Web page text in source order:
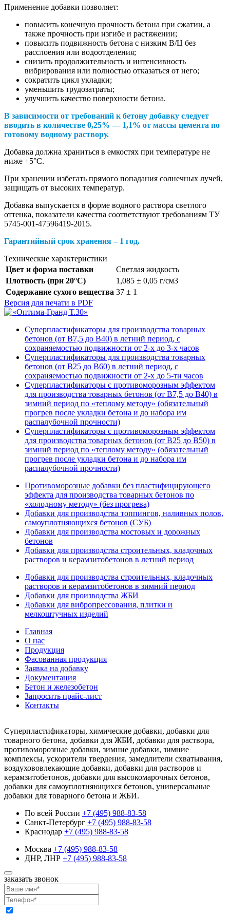
Применение добавки позволяет:
повысить конечную прочность бетона при сжатии, а
также прочность при изгибе и растяжении;
повысить подвижность бетона с низким В/Ц без
расслоения или водоотделения;
снизить продолжительность и интенсивность
вибрирования или полностью отказаться от него;
сократить цикл укладки;
уменьшить трудозатраты;
улучшить качество поверхности бетона.
В зависимости от требований к бетону добавку следует
вводить в количестве 0,25% — 1,1% от массы цемента по
готовому водному раствору.
Добавка должна храниться в емкостях при температуре не
ниже +5°С.
При хранении избегать прямого попадания солнечных лучей,
защищать от высоких температур.
Добавка выпускается в форме водного раствора светлого
оттенка, показатели качества соответствуют требованиям ТУ
5745-001-47596419-2015.
Гарантийный срок хранения – 1 год.
Технические характеристики
Цвет и форма поставки
Светлая жидкость
Плотность (при 20°С)
1,085 ± 0,05 г/см3
Содержание сухого вещества 37 ± 1
Версия для печати в PDF
Суперпластификаторы для производства товарных
бетонов (от В7,5 до В40) в летний период, с
сохраняемостью подвижности от 2-х до 3-х часов
Суперпластификаторы для производства товарных
бетонов (от В25 до В60) в летний период, с
сохраняемостью подвижности от 2-х до 5-ти часов
Суперпластификаторы с противоморозным эффектом
для производства товарных бетонов (от В7,5 до В40) в
зимний период по «теплому методу» (обязательный
прогрев после укладки бетона и до набора им
распалубочной прочности)
Суперпластификаторы с противоморозным эффектом
для производства товарных бетонов (от В25 до В50) в
зимний период по «теплому методу» (обязательный
прогрев после укладки бетона и до набора им
распалубочной прочности)
Противоморозные добавки без пластифицирующего
эффекта для производства товарных бетонов по
«холодному методу» (без прогрева)
Добавки для производства топпингов, наливных полов,
самоуплотняющихся бетонов (СУБ)
Добавки для производства мостовых и дорожных
бетонов
Добавки для производства строительных, кладочных
растворов и керамзитобетонов в летний период
Добавки для производства строительных, кладочных
растворов и керамзитобетонов в зимний период
Добавки для производства ЖБИ
Добавки для вибропрессования, плитки и
мелкоштучных изделий
Главная
О нас
Продукция
Фасованная продукция
Заявка на добавку
Документация
Бетон и железобетон
Запросить прайс-лист
Контакты
Суперпластификаторы, химические добавки, добавки для
товарного бетона, добавки для ЖБИ, добавки для раствора,
противоморозные добавки, зимние добавки, зимние
комплексы, ускорители твердения, замедлители схватывания,
воздухововлекающие добавки, добавки для растворов и
керамзитобетонов, добавки для высокомарочных бетонов,
добавки для самоуплотняющихся бетонов, универсальные
добавки для товарного бетона и ЖБИ.
По всей России +7 (495) 988-83-58
Санкт-Петербург +7 (495) 988-83-58
Краснодар +7 (495) 988-83-58
Москва +7 (495) 988-83-58
ДНР, ЛНР +7 (495) 988-83-58
заказать звонок